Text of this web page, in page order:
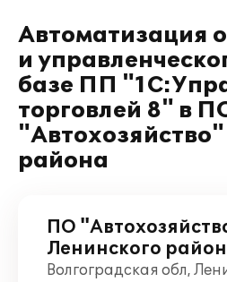
Автоматизация
и
базе ПП
торговлей 8" в
района
ПО
Ленинского
Волгоградская обл,